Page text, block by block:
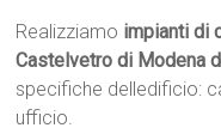
Realizziamo impianti di
Castelvetro di Modena
specifiche delledificio:
ufficio.